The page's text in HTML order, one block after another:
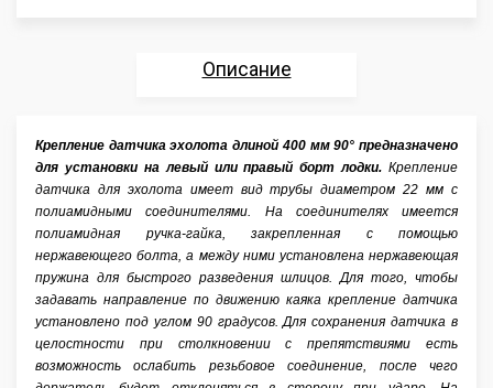
Описание
Отзывы
Аксессуары
Крепление датчика эхолота длиной 400 мм 90° предназначено
для установки на левый или правый борт лодки. Крепление
датчика для эхолота имеет вид трубы диаметром 22 мм с
полиамидными соединителями. На соединителях имеется
полиамидная ручка-гайка, закрепленная с помощью
нержавеющего болта, а между ними установлена нержавеющая
пружина для быстрого разведения шлицов. Для того, чтобы
задавать направление по движению каяка крепление датчика
установлено под углом 90 градусов. Для сохранения датчика в
целостности при столкновении с препятствиями есть
возможность ослабить резьбовое соединение, после чего